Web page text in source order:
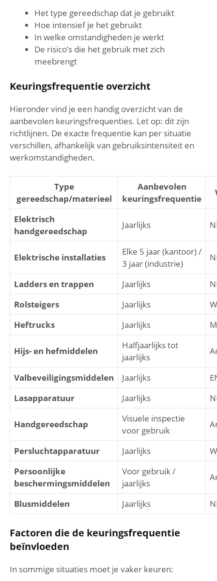
Het type gereedschap dat je gebruikt
Hoe intensief je het gebruikt
In welke omstandigheden je werkt
De risico’s die het gebruik met zich
meebrengt
Keuringsfrequentie overzicht
Hieronder vind je een handig overzicht van de
aanbevolen keuringsfrequenties. Let op: dit zijn
richtlijnen. De exacte frequentie kan per situatie
verschillen, afhankelijk van gebruiksintensiteit en
werkomstandigheden.
Type
gereedschap/materieel
Aanbevolen
keuringsfrequentie
Elektrisch
handgereedschap
Jaarlijks
Elektrische installaties
Elke 5 jaar (kantoor) /
3 jaar (industrie)
Ladders en trappen Jaarlijks
Rolsteigers
Jaarlijks
Heftrucks
Jaarlijks
Hijs- en hefmiddelen
Halfjaarlijks tot
jaarlijks
Valbeveiligingsmiddelen Jaarlijks
Lasapparatuur
Jaarlijks
Handgereedschap
Visuele inspectie
voor gebruik
Persluchtapparatuur Jaarlijks
Persoonlijke
beschermingsmiddelen
Voor gebruik /
jaarlijks
Blusmiddelen Jaarlijks
Factoren die de keuringsfrequentie
beïnvloeden
In sommige situaties moet je vaker keuren: